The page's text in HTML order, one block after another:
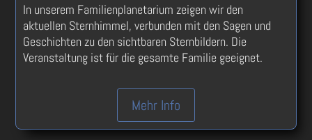
In unserem Familienplanetarium zeigen wir den
aktuellen Sternhimmel, verbunden mit den Sagen und
Geschichten zu den sichtbaren Sternbildern. Die
Veranstaltung ist für die gesamte Familie geeignet.
Mehr Info